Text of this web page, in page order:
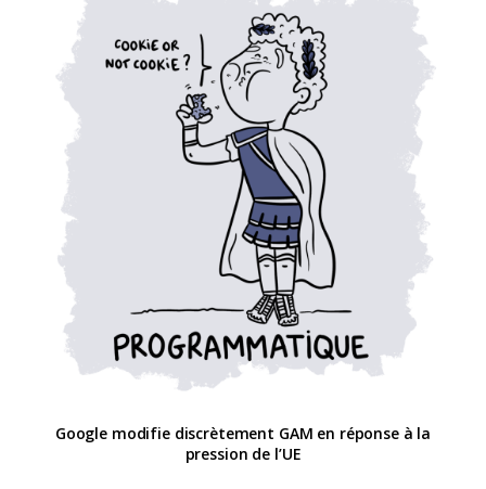
Google modifie discrètement GAM en réponse à la
pression de l’UE